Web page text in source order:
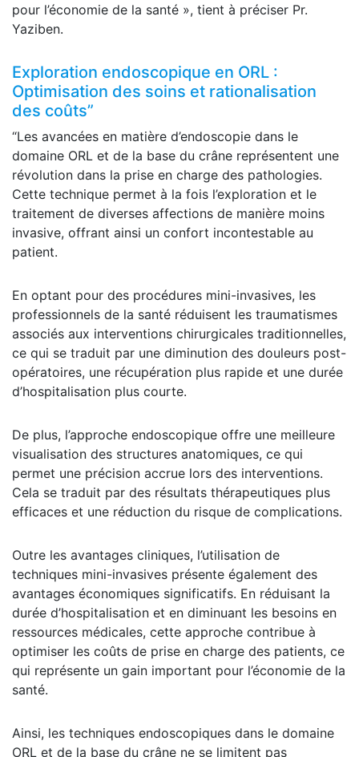
pour l’économie de la santé », tient à préciser Pr.
Yaziben.
Exploration endoscopique en ORL :
Optimisation des soins et rationalisation
des coûts”
“Les avancées en matière d’endoscopie dans le
domaine ORL et de la base du crâne représentent une
révolution dans la prise en charge des pathologies.
Cette technique permet à la fois l’exploration et le
traitement de diverses affections de manière moins
invasive, offrant ainsi un confort incontestable au
patient.
En optant pour des procédures mini-invasives, les
professionnels de la santé réduisent les traumatismes
associés aux interventions chirurgicales traditionnelles,
ce qui se traduit par une diminution des douleurs post-
opératoires, une récupération plus rapide et une durée
d’hospitalisation plus courte.
De plus, l’approche endoscopique offre une meilleure
visualisation des structures anatomiques, ce qui
permet une précision accrue lors des interventions.
Cela se traduit par des résultats thérapeutiques plus
efficaces et une réduction du risque de complications.
Outre les avantages cliniques, l’utilisation de
techniques mini-invasives présente également des
avantages économiques significatifs. En réduisant la
durée d’hospitalisation et en diminuant les besoins en
ressources médicales, cette approche contribue à
optimiser les coûts de prise en charge des patients, ce
qui représente un gain important pour l’économie de la
santé.
Ainsi, les techniques endoscopiques dans le domaine
ORL et de la base du crâne ne se limitent pas